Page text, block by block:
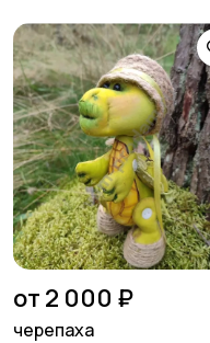
от 2 000 ₽
черепаха